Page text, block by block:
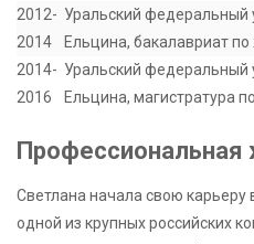
2012-
2014
Уральский федеральный
Ельцина, бакалавриат
2014-
2016
Уральский федеральный
Ельцина, магистратура
Профессиональная
Светлана начала свою карьеру
одной из крупных российских